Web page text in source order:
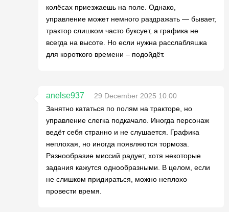
колёсах приезжаешь на поле. Однако,
управление может немного раздражать — бывает,
трактор слишком часто буксует, а графика не
всегда на высоте. Но если нужна расслабляшка
для короткого времени – подойдёт.
anelse937
29 December 2025 10:00
Занятно кататься по полям на тракторе, но
управление слегка подкачало. Иногда персонаж
ведёт себя странно и не слушается. Графика
неплохая, но иногда появляются тормоза.
Разнообразие миссий радует, хотя некоторые
задания кажутся однообразными. В целом, если
не слишком придираться, можно неплохо
провести время.